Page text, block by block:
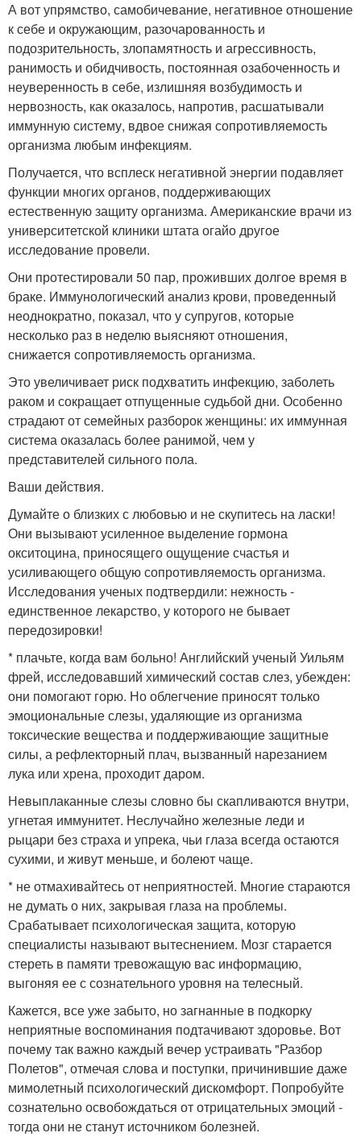
А вот упрямство, самобичевание, негативное отношение
к себе и окружающим, разочарованность и
подозрительность, злопамятность и агрессивность,
ранимость и обидчивость, постоянная озабоченность и
неуверенность в себе, излишняя возбудимость и
нервозность, как оказалось, напротив, расшатывали
иммунную систему, вдвое снижая сопротивляемость
организма любым инфекциям.
Получается, что всплеск негативной энергии подавляет
функции многих органов, поддерживающих
естественную защиту организма. Американские врачи из
университетской клиники штата огайо другое
исследование провели.
Они протестировали 50 пар, проживших долгое время в
браке. Иммунологический анализ крови, проведенный
неоднократно, показал, что у супругов, которые
несколько раз в неделю выясняют отношения,
снижается сопротивляемость организма.
Это увеличивает риск подхватить инфекцию, заболеть
раком и сокращает отпущенные судьбой дни. Особенно
страдают от семейных разборок женщины: их иммунная
система оказалась более ранимой, чем у
представителей сильного пола.
Ваши действия.
Думайте о близких с любовью и не скупитесь на ласки!
Они вызывают усиленное выделение гормона
окситоцина, приносящего ощущение счастья и
усиливающего общую сопротивляемость организма.
Исследования ученых подтвердили: нежность -
единственное лекарство, у которого не бывает
передозировки!
* плачьте, когда вам больно! Английский ученый Уильям
фрей, исследовавший химический состав слез, убежден:
они помогают горю. Но облегчение приносят только
эмоциональные слезы, удаляющие из организма
токсические вещества и поддерживающие защитные
силы, а рефлекторный плач, вызванный нарезанием
лука или хрена, проходит даром.
Невыплаканные слезы словно бы скапливаются внутри,
угнетая иммунитет. Неслучайно железные леди и
рыцари без страха и упрека, чьи глаза всегда остаются
сухими, и живут меньше, и болеют чаще.
* не отмахивайтесь от неприятностей. Многие стараются
не думать о них, закрывая глаза на проблемы.
Срабатывает психологическая защита, которую
специалисты называют вытеснением. Мозг старается
стереть в памяти тревожащую вас информацию,
выгоняя ее с сознательного уровня на телесный.
Кажется, все уже забыто, но загнанные в подкорку
неприятные воспоминания подтачивают здоровье. Вот
почему так важно каждый вечер устраивать "Разбор
Полетов", отмечая слова и поступки, причинившие даже
мимолетный психологический дискомфорт. Попробуйте
сознательно освобождаться от отрицательных эмоций -
тогда они не станут источником болезней.